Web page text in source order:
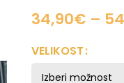
34,90€ –
VELIKOST